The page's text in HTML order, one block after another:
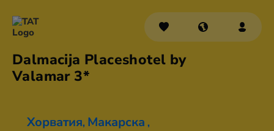
Dalmacija Placeshotel by
Valamar 3*
Хорватия, Макарска ,